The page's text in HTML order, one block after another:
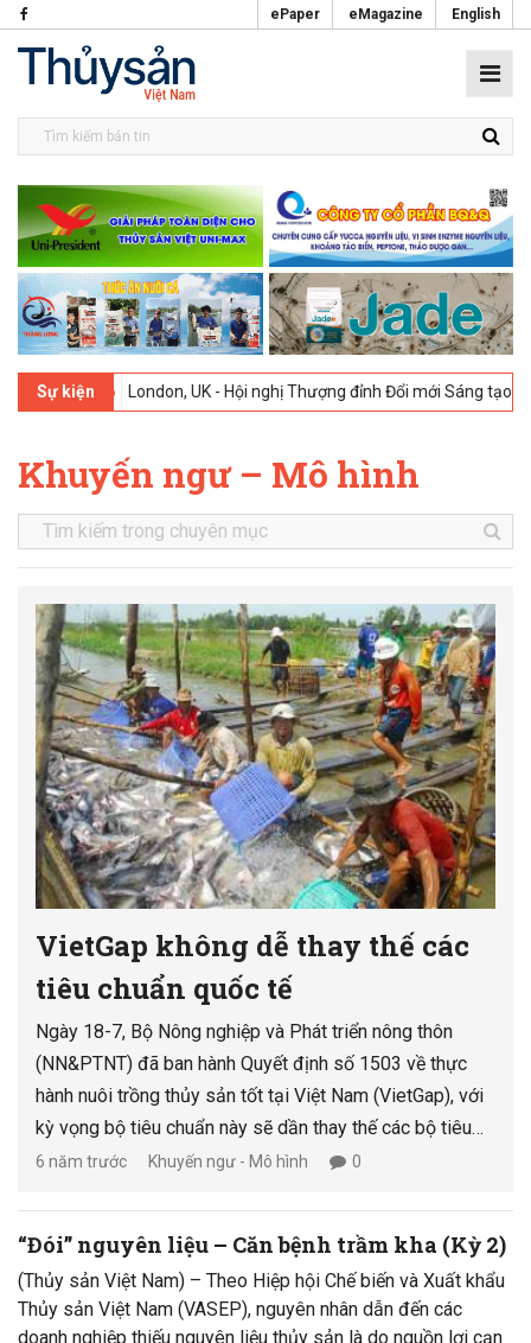
ePaper eMagazine English
Sự kiện
2026 London, UK - Hội nghị Thượng đỉnh Đổi mới Sáng tạo trong
Khuyến ngư – Mô hình
VietGap không dễ thay thế các
tiêu chuẩn quốc tế
Ngày 18-7, Bộ Nông nghiệp và Phát triển nông thôn
(NN&PTNT) đã ban hành Quyết định số 1503 về thực
hành nuôi trồng thủy sản tốt tại Việt Nam (VietGap), với
kỳ vọng bộ tiêu chuẩn này sẽ dần thay thế các bộ tiêu
chuẩn quốc tế. Nhưng thực tế, không dễ.
6 năm trước Khuyến ngư - Mô hình 0
“Đói” nguyên liệu – Căn bệnh trầm kha (Kỳ 2)
(Thủy sản Việt Nam) – Theo Hiệp hội Chế biến và Xuất khẩu
Thủy sản Việt Nam (VASEP), nguyên nhân dẫn đến các
doanh nghiệp thiếu nguyên liệu thủy sản là do nguồn lợi cạn